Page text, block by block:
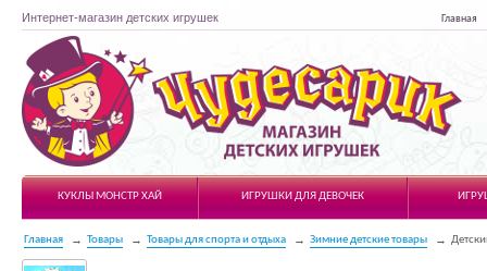
Интернет-магазин детских игрушек Главная
Чудесарик
КУКЛЫ МОНСТР ХАЙ
ИГРУШКИ ДЛЯ ДЕВОЧЕК
Главная Товары Товары для спорта и отдыха Зимние детские товары